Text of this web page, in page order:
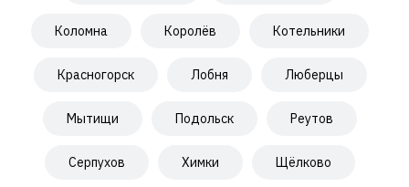
Коломна Королёв Котельники
Красногорск Лобня Люберцы
Мытищи Подольск Реутов
Серпухов Химки Щёлково